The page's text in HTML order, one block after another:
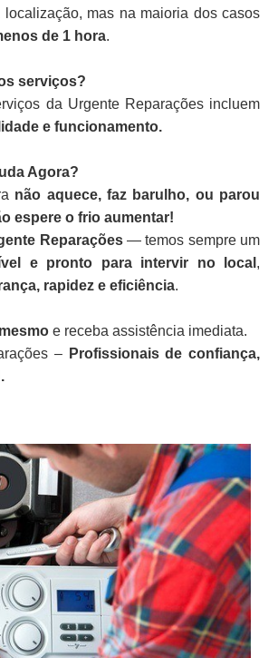
localização, mas na maioria dos casos
de 1 hora.
serviços?
da Urgente Reparações incluem
e funcionamento.
Agora?
não aquece, faz barulho, ou parou
espere o frio aumentar!
Reparações— temos sempre um
e pronto para intervir no local ,
rapidez e eficiência.
e receba assistência imediata.
– Profissionais de confiança,